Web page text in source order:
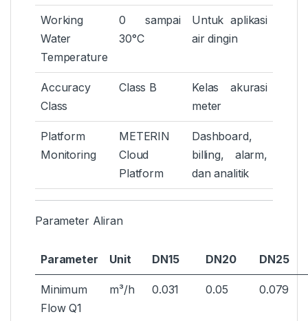
Working
Water
Temperature
0 sampai
30°C
Untuk aplikasi
air dingin
Accuracy
Class
Class B
Kelas akurasi
meter
Platform
Monitoring
METERIN
Cloud
Platform
Dashboard,
billing, alarm,
dan analitik
Parameter Aliran
Parameter Unit DN15 DN20 DN25
Minimum
Flow Q1
m³/h 0.031 0.05 0.079